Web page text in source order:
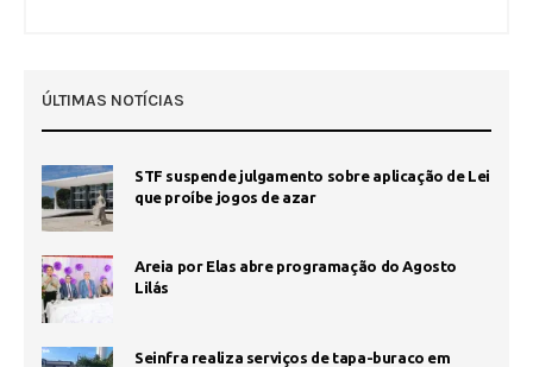
ÚLTIMAS NOTÍCIAS
STF suspende julgamento sobre aplicação de Lei
que proíbe jogos de azar
Areia por Elas abre programação do Agosto
Lilás
Seinfra realiza serviços de tapa-buraco em